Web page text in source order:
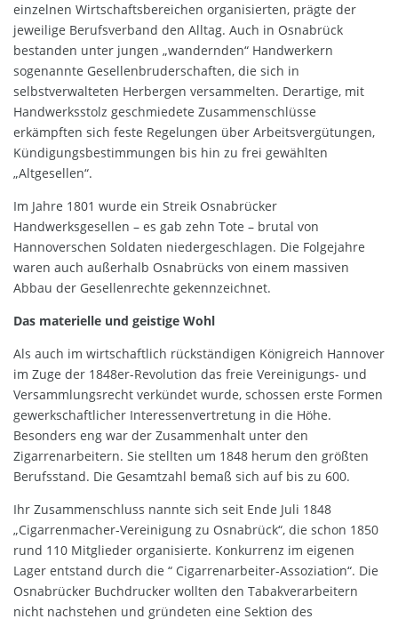
einzelnen Wirtschaftsbereichen organisierten, prägte der
jeweilige Berufsverband den Alltag. Auch in Osnabrück
bestanden unter jungen „wandernden“ Handwerkern
sogenannte Gesellenbruderschaften, die sich in
selbstverwalteten Herbergen versammelten. Derartige, mit
Handwerksstolz geschmiedete Zusammenschlüsse
erkämpften sich feste Regelungen über Arbeitsvergütungen,
Kündigungsbestimmungen bis hin zu frei gewählten
„Altgesellen“.
Im Jahre 1801 wurde ein Streik Osnabrücker
Handwerksgesellen – es gab zehn Tote – brutal von
Hannoverschen Soldaten niedergeschlagen. Die Folgejahre
waren auch außerhalb Osnabrücks von einem massiven
Abbau der Gesellenrechte gekennzeichnet.
Das materielle und geistige Wohl
Als auch im wirtschaftlich rückständigen Königreich Hannover
im Zuge der 1848er-Revolution das freie Vereinigungs- und
Versammlungsrecht verkündet wurde, schossen erste Formen
gewerkschaftlicher Interessenvertretung in die Höhe.
Besonders eng war der Zusammenhalt unter den
Zigarrenarbeitern. Sie stellten um 1848 herum den größten
Berufsstand. Die Gesamtzahl bemaß sich auf bis zu 600.
Ihr Zusammenschluss nannte sich seit Ende Juli 1848
„Cigarrenmacher-Vereinigung zu Osnabrück“, die schon 1850
rund 110 Mitglieder organisierte. Konkurrenz im eigenen
Lager entstand durch die “ Cigarrenarbeiter-Assoziation“. Die
Osnabrücker Buchdrucker wollten den Tabakverarbeitern
nicht nachstehen und gründeten eine Sektion des